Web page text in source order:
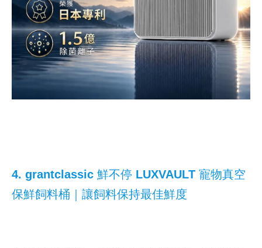
4. grantclassic 鮮不停 LUXVAULT 寵物真空
保鮮飼料桶｜讓飼料保持最佳鮮度